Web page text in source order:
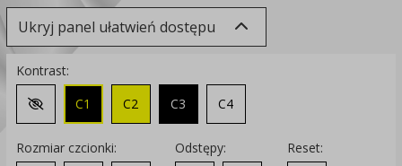
Ukryj panel ułatwień dostępu
Kontrast:
Zmień kontrast na domyślny
C1 C2 C3 C4
Rozmiar czcionki:
Odstępy: Reset: